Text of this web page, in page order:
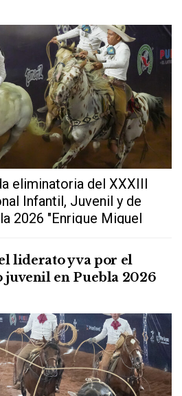
eliminatoria del XXXIII
Infantil, Juvenil y de
2026 "Enrique Miguel
liderato y va por el
juvenil en Puebla 2026